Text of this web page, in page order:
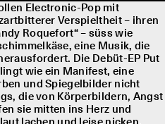
Electronic-Pop mit
Verspieltheit – ihren
Roquefort“ – süss wie
eine Musik, die
Die Debüt-EP Put
wie ein Manifest, eine
und Spiegelbilder nicht
die von Körperbildern, Angst
sie mitten ins Herz und